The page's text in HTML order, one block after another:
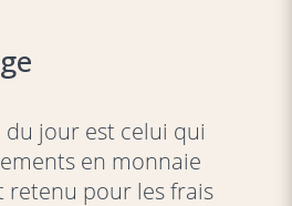
du jour est celui qui
en monnaie
retenu pour les frais